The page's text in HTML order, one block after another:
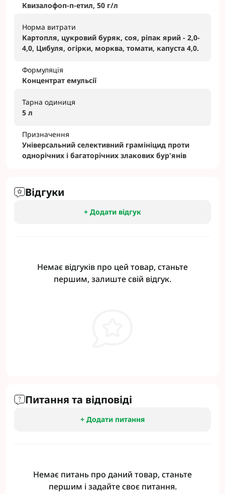
Квизалофоп-п-етил, 50 г/л
Норма витрати
Картопля, цукровий буряк, соя, ріпак ярий - 2,0-
4,0, Цибуля, огірки, морква, томати, капуста 4,0.
Формуляція
Концентрат емульсії
Тарна одиниця
5 л
Призначення
Універсальний селективний грамініцид проти
однорічних і багаторічних злакових бур'янів
Відгуки
+ Додати відгук
Немає відгуків про цей товар, станьте
першим, залиште свій відгук.
Питання та відповіді
+ Додати питання
Немає питань про даний товар, станьте
першим і задайте своє питання.